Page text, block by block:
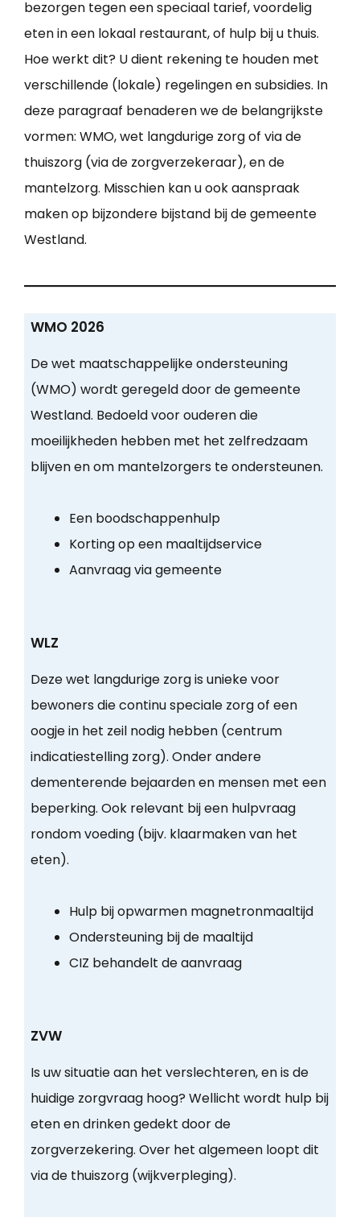
bezorgen tegen een speciaal tarief, voordelig
eten in een lokaal restaurant, of hulp bij u thuis.
Hoe werkt dit? U dient rekening te houden met
verschillende (lokale) regelingen en subsidies. In
deze paragraaf benaderen we de belangrijkste
vormen: WMO, wet langdurige zorg of via de
thuiszorg (via de zorgverzekeraar), en de
mantelzorg. Misschien kan u ook aanspraak
maken op bijzondere bijstand bij de gemeente
Westland.
WMO 2026
De wet maatschappelijke ondersteuning
(WMO) wordt geregeld door de gemeente
Westland. Bedoeld voor ouderen die
moeilijkheden hebben met het zelfredzaam
blijven en om mantelzorgers te ondersteunen.
Een boodschappenhulp
Korting op een maaltijdservice
Aanvraag via gemeente
WLZ
Deze wet langdurige zorg is unieke voor
bewoners die continu speciale zorg of een
oogje in het zeil nodig hebben (centrum
indicatiestelling zorg). Onder andere
dementerende bejaarden en mensen met een
beperking. Ook relevant bij een hulpvraag
rondom voeding (bijv. klaarmaken van het
eten).
Hulp bij opwarmen magnetronmaaltijd
Ondersteuning bij de maaltijd
CIZ behandelt de aanvraag
ZVW
Is uw situatie aan het verslechteren, en is de
huidige zorgvraag hoog? Wellicht wordt hulp bij
eten en drinken gedekt door de
zorgverzekering. Over het algemeen loopt dit
via de thuiszorg (wijkverpleging).